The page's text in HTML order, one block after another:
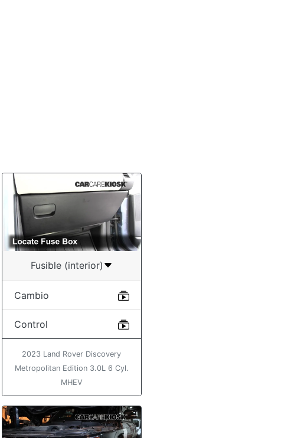
Fusible (interior)
Cambio
Control
2023 Land Rover Discovery
Metropolitan Edition 3.0L 6 Cyl.
MHEV